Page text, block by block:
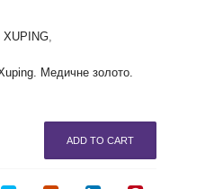
XUPING,
Медичне золото.
ADD TO CART